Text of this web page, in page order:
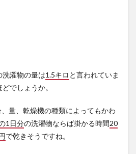
洗濯物の量は1.5キロ と言われていま
どでしょうか。
量、乾燥機の種類によってもかわ
1日分の洗濯物ならば掛かる時間20
で乾きそうですね。